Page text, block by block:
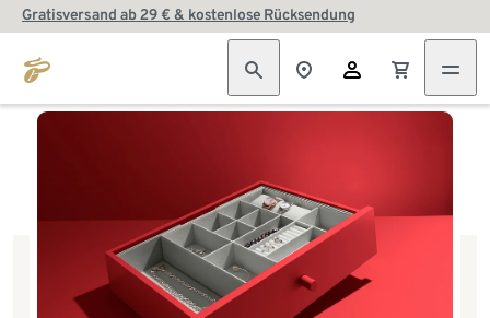
Gratisversand ab 29 € & kostenlose Rücksendung